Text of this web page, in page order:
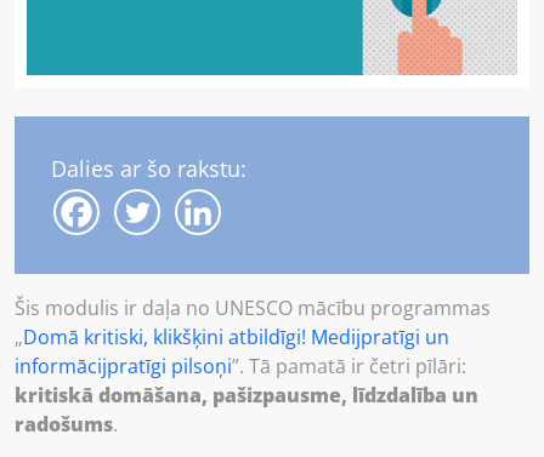
Dalies ar šo rakstu:
Šis modulis ir daļa no UNESCO mācību programmas
„Domā kritiski, klikšķini atbildīgi! Medijpratīgi un
informācijpratīgi pilsoņi”. Tā pamatā ir četri pīlāri:
kritiskā domāšana, pašizpausme, līdzdalība un
radošums.